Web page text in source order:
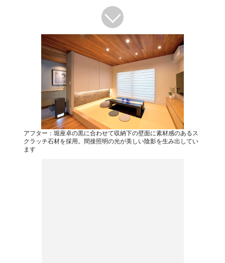
アフター：堀座卓の黒に合わせて収納下の壁面に素材感のあるス
クラッチ石材を採用。間接照明の光が美しい陰影を生み出してい
ます